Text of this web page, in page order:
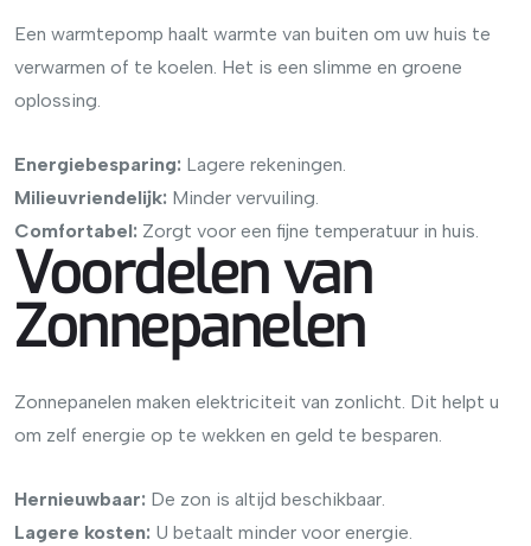
Een warmtepomp haalt warmte van buiten om uw huis te
verwarmen of te koelen. Het is een slimme en groene
oplossing.
Energiebesparing: Lagere rekeningen.
Milieuvriendelijk: Minder vervuiling.
Comfortabel: Zorgt voor een fijne temperatuur in huis.
Voordelen van
Zonnepanelen
Zonnepanelen maken elektriciteit van zonlicht. Dit helpt u
om zelf energie op te wekken en geld te besparen.
Hernieuwbaar: De zon is altijd beschikbaar.
Lagere kosten: U betaalt minder voor energie.